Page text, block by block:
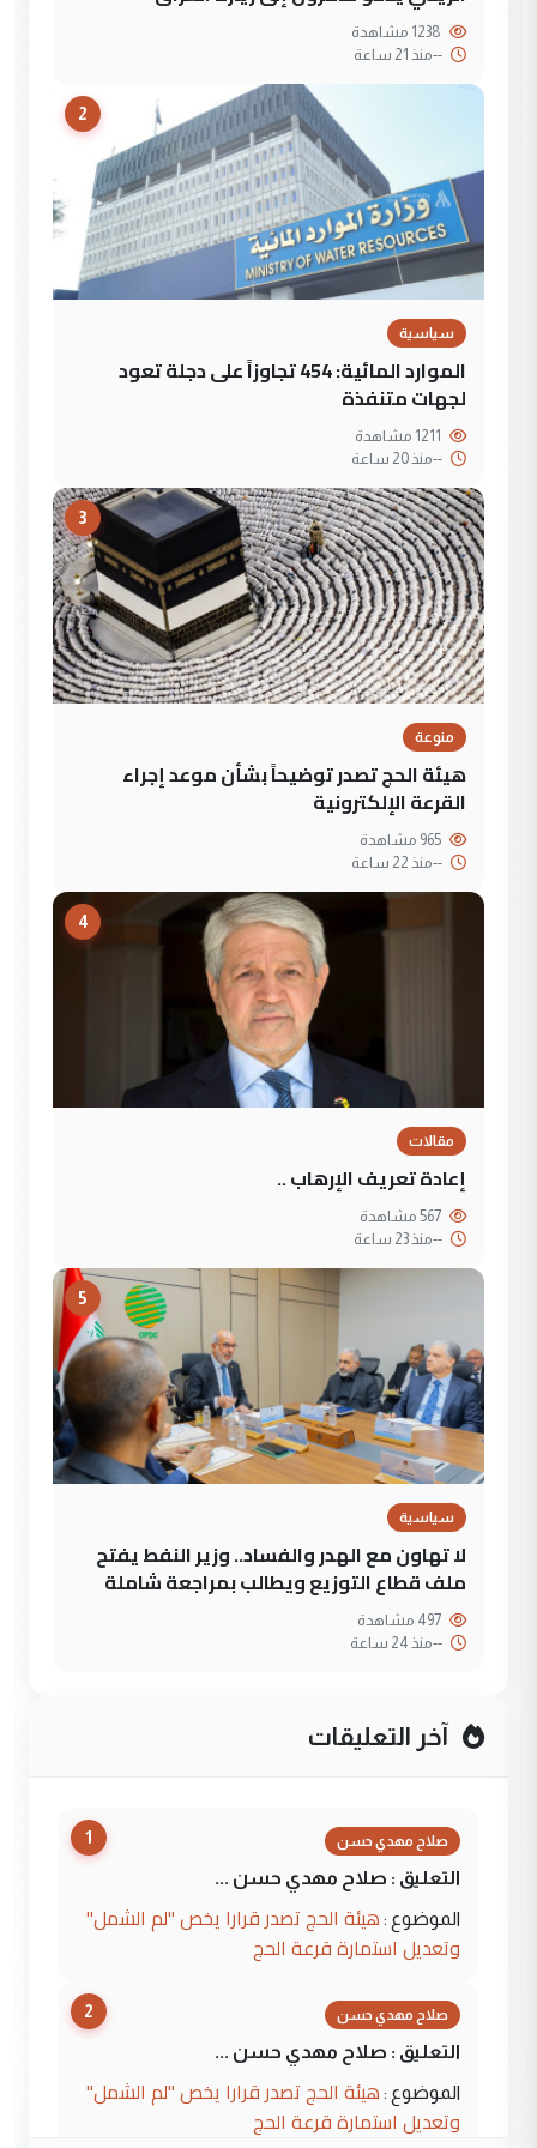
--منذ 21 ساعة
2
سياسية
الموارد المائية: 454 تجاوزاً على دجلة تعود
لجهات متنفذة
--منذ 20 ساعة
3
منوعة
هيئة الحج تصدر توضيحاً بشأن موعد إجراء
القرعة الإلكترونية
--منذ 22 ساعة
4
مقالات
إعادة تعريف الإرهاب ..
--منذ 23 ساعة
5
سياسية
لا تهاون مع الهدر والفساد.. وزير النفط يفتح
ملف قطاع التوزيع ويطالب بمراجعة شاملة
--منذ 24 ساعة
آخر التعليقات
1 صلاح مهدي حسن
التعليق : صلاح مهدي حسن ...
الموضوع : هيئة الحج تصدر قرارا يخص "لم الشمل"
وتعديل استمارة قرعة الحج
2 صلاح مهدي حسن
التعليق : صلاح مهدي حسن ...
الموضوع : هيئة الحج تصدر قرارا يخص "لم الشمل"
وتعديل استمارة قرعة الحج